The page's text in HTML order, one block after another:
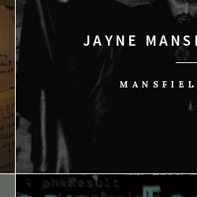
JAYNE